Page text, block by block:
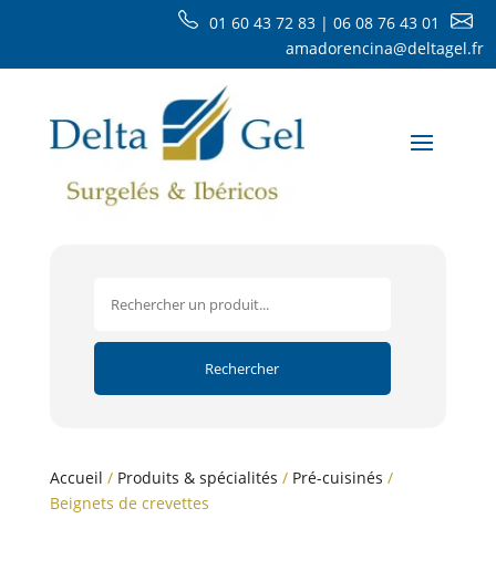
01 60 43 72 83 | 06 08 76 43 01
amadorencina@deltagel.fr
Accueil / Produits & spécialités / Pré-cuisinés /
Beignets de crevettes